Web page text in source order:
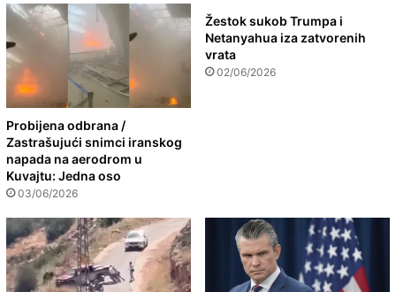
Probijena odbrana /
Zastrašujući snimci iranskog
napada na aerodrom u
Kuvajtu: Jedna oso
03/06/2026
Žestok sukob Trumpa i
Netanyahua iza zatvorenih
vrata
02/06/2026